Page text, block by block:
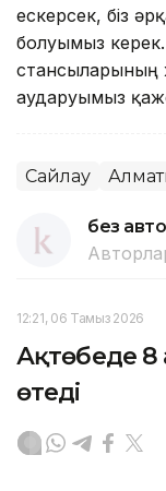
ескерсек, біз
болуымыз
стансыларының
аударуымыз
Сайлау
без
12:21, 06 Тамыз 2026
Ақтөбеде 8
өтеді